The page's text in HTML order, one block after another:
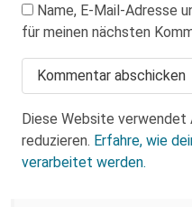
Name, E-Mail-Adresse
für meinen nächsten
Diese Website verwendet
reduzieren. Erfahre, wie
verarbeitet werden.